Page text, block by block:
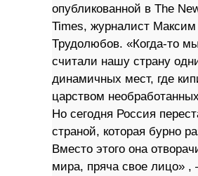
опубликованной в The
Times, журналист Максим
Трудолюбов. «Когда-то
считали нашу страну
динамичных мест, где
царством
Но сегодня Россия
страной, которая бурно
Вместо этого она
мира, пряча свое лицо» ,